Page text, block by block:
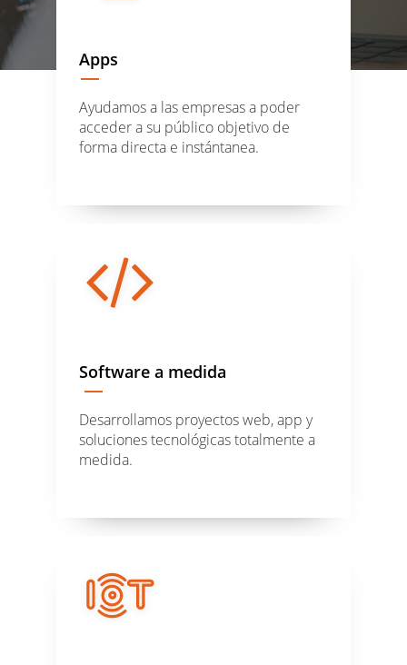
Apps
Ayudamos a las empresas a poder
acceder a su público objetivo de
forma directa e instántanea.
Software a medida
Desarrollamos proyectos web, app y
soluciones tecnológicas totalmente a
medida.